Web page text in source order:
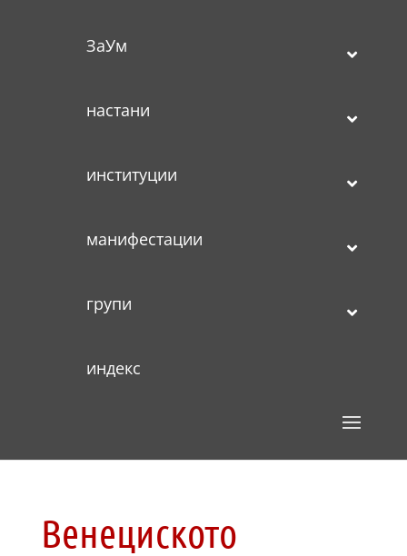
ЗаУм
настани
институции
манифестации
групи
индекс
Венециското